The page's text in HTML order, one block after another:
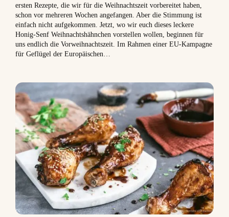
ersten Rezepte, die wir für die Weihnachtszeit vorbereitet haben,
schon vor mehreren Wochen angefangen. Aber die Stimmung ist
einfach nicht aufgekommen. Jetzt, wo wir euch dieses leckere
Honig-Senf Weihnachtshähnchen vorstellen wollen, beginnen für
uns endlich die Vorweihnachtszeit. Im Rahmen einer EU-Kampagne
für Geflügel der Europäischen…